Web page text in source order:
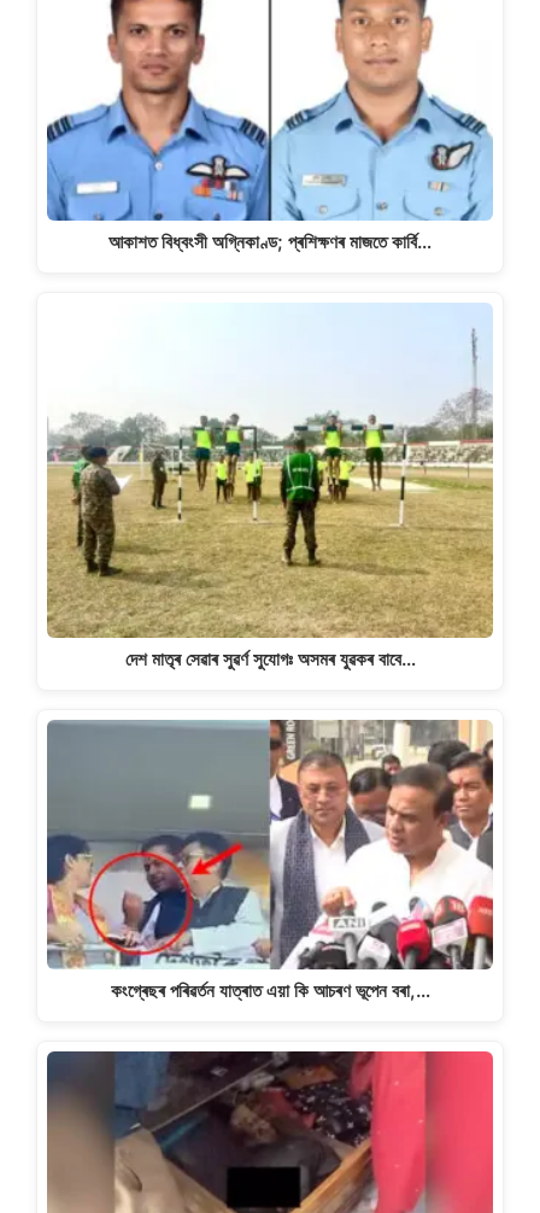
আকাশত বিধ্বংসী অগ্নিকাণ্ড; প্ৰশিক্ষণৰ মাজতে কাৰ্বি…
দেশ মাতৃৰ সেৱাৰ সুৱৰ্ণ সুযোগঃ অসমৰ যুৱকৰ বাবে…
কংগ্ৰেছৰ পৰিৱৰ্তন যাত্ৰাত এয়া কি আচৰণ ভূপেন বৰা,…